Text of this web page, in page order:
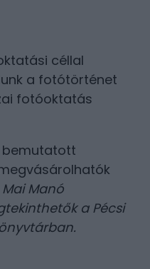
céllal
a fotótörténet
fotóoktatás
bemutatott
Mai Manó
a Pécsi
.